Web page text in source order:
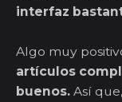
interfaz
Algo muy
artículos
buenos. Así